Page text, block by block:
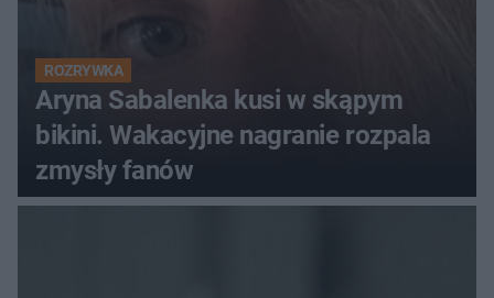
ROZRYWKA
Aryna Sabalenka kusi w skąpym
bikini. Wakacyjne nagranie rozpala
zmysły fanów